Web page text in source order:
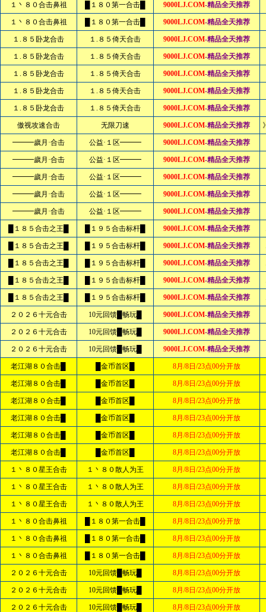
１丶８０合击鼻祖 █１８０第一合击█ 9000LJ.COM-精品全天推荐
１丶８０合击鼻祖 █１８０第一合击█ 9000LJ.COM-精品全天推荐
１.８５卧龙合击 １.８５倚天合击 9000LJ.COM-精品全天推荐
１.８５卧龙合击 １.８５倚天合击 9000LJ.COM-精品全天推荐
１.８５卧龙合击 １.８５倚天合击 9000LJ.COM-精品全天推荐
１.８５卧龙合击 １.８５倚天合击 9000LJ.COM-精品全天推荐
１.８５卧龙合击 １.８５倚天合击 9000LJ.COM-精品全天推荐
傲视攻速合击 无限刀速 9000LJ.COM-精品全天推荐
━━━歲月·合击 公益·１区━━━ 9000LJ.COM-精品全天推荐
━━━歲月·合击 公益·１区━━━ 9000LJ.COM-精品全天推荐
━━━歲月·合击 公益·１区━━━ 9000LJ.COM-精品全天推荐
━━━歲月·合击 公益·１区━━━ 9000LJ.COM-精品全天推荐
━━━歲月·合击 公益·１区━━━ 9000LJ.COM-精品全天推荐
█１８５合击之王█ █１９５合击标杆█ 9000LJ.COM-精品全天推荐
█１８５合击之王█ █１９５合击标杆█ 9000LJ.COM-精品全天推荐
█１８５合击之王█ █１９５合击标杆█ 9000LJ.COM-精品全天推荐
█１８５合击之王█ █１９５合击标杆█ 9000LJ.COM-精品全天推荐
█１８５合击之王█ █１９５合击标杆█ 9000LJ.COM-精品全天推荐
２０２６十元合击 10元回馈█畅玩█ 9000LJ.COM-精品全天推荐
２０２６十元合击 10元回馈█畅玩█ 9000LJ.COM-精品全天推荐
２０２６十元合击 10元回馈█畅玩█ 9000LJ.COM-精品全天推荐
老江湖８０合击█ █金币首区█ 8月/8日/23点00分开放
老江湖８０合击█ █金币首区█ 8月/8日/23点00分开放
老江湖８０合击█ █金币首区█ 8月/8日/23点00分开放
老江湖８０合击█ █金币首区█ 8月/8日/23点00分开放
老江湖８０合击█ █金币首区█ 8月/8日/23点00分开放
老江湖８０合击█ █金币首区█ 8月/8日/23点00分开放
１丶８０星王合击 １丶８０散人为王 8月/8日/23点00分开放
１丶８０星王合击 １丶８０散人为王 8月/8日/23点00分开放
１丶８０星王合击 １丶８０散人为王 8月/8日/23点00分开放
１丶８０合击鼻祖 █１８０第一合击█ 8月/8日/23点00分开放
１丶８０合击鼻祖 █１８０第一合击█ 8月/8日/23点00分开放
１丶８０合击鼻祖 █１８０第一合击█ 8月/8日/23点00分开放
２０２６十元合击 10元回馈█畅玩█ 8月/8日/23点00分开放
２０２６十元合击 10元回馈█畅玩█ 8月/8日/23点00分开放
２０２６十元合击 10元回馈█畅玩█ 8月/8日/23点00分开放